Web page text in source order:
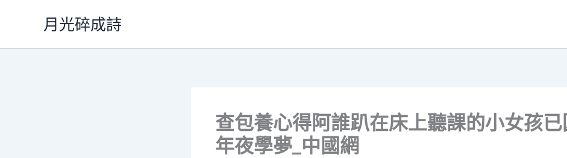
月光碎成詩
查包養心得阿誰趴在床上聽課的小女孩已
年夜學夢_中國網